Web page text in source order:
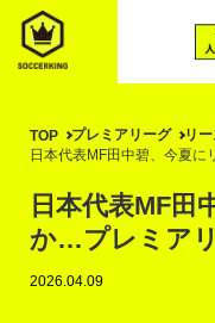
TOP プレミアリーグ リ
日本代表MF田中碧、今夏
日本代表MF田
か…プレミア
2026.04.09